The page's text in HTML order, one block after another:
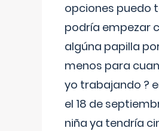
opciones puedo
podría empezar
algúna papilla
menos para
yo trabajando ?
el 18 de
niña ya tendría